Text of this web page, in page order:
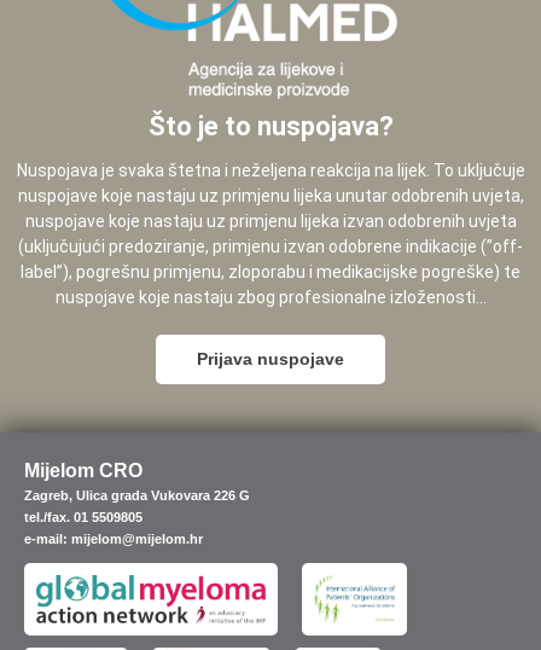
Što je to nuspojava?
Nuspojava je svaka štetna i neželjena reakcija na lijek. To uključuje
nuspojave koje nastaju uz primjenu lijeka unutar odobrenih uvjeta,
nuspojave koje nastaju uz primjenu lijeka izvan odobrenih uvjeta
(uključujući predoziranje, primjenu izvan odobrene indikacije (”off-
label”), pogrešnu primjenu, zloporabu i medikacijske pogreške) te
nuspojave koje nastaju zbog profesionalne izloženosti...
Prijava nuspojave
Mijelom CRO
Zagreb, Ulica grada Vukovara 226 G
tel./fax. 01 5509805
e-mail: mijelom@mijelom.hr